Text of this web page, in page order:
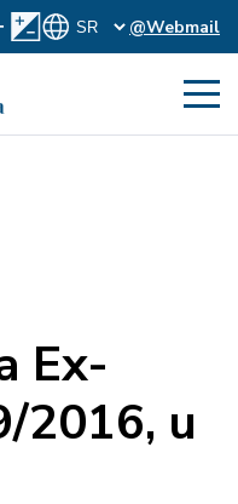
@Webmail
Ex-
2016, u